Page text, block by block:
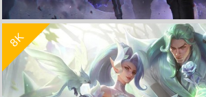
灵能特工 维克托《英雄联盟 lol》
8K